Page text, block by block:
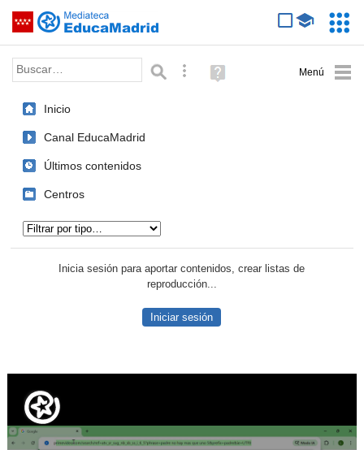
Saltar navegación
Palabra o frase: Búsqueda avanzada
Ayuda
(en
Inicio
Canal EducaMadrid
Últimos contenidos
Centros
Inicia sesión para aportar contenidos, crear listas de
reproducción...
Iniciar sesión